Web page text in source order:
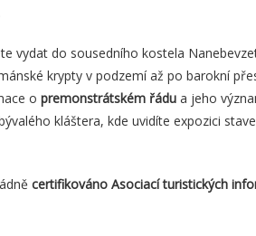
vydat do sousedního kostela
krypty v podzemí až po barokní
o premonstrátském řádu a jeho
kláštera, kde uvidíte expozici
certifikováno Asociací turistických